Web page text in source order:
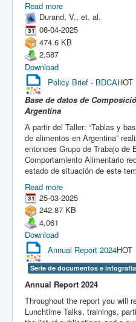
Read more
Durand, V., et. al.
08-04-2025
474.6 KB
2,587
Download
Policy Brief - BDCAHOT
Base de datos de
Argentina
A partir del Taller: “Tablas y
de alimentos en Argentina”
entonces Grupo de Trabajo de
Comportamiento Alimentario
estado de situación de este
Read more
25-03-2025
242.87 KB
4,061
Download
Annual Report 2024HOT
Serie de documentos e
Annual Report 2024
Throughout the report you will
Lunchtime Talks, trainings,